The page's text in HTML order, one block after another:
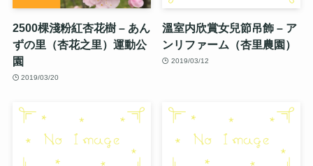
2500棵淺粉紅杏花樹 – あん
ずの里（杏花之里）運動公
園
2019/03/20
溫室内欣賞女兒節吊飾 – ア
ンリファーム（杏里農園）
2019/03/12